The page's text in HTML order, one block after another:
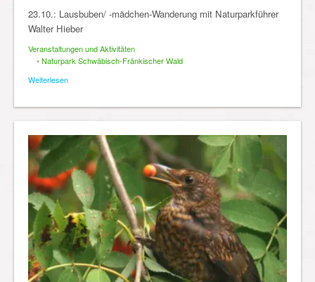
23.10.: Lausbuben/ -mädchen-Wanderung mit Naturparkführer
Walter Hieber
Veranstaltungen und Aktivitäten
• Naturpark Schwäbisch-Fränkischer Wald
Weiterlesen